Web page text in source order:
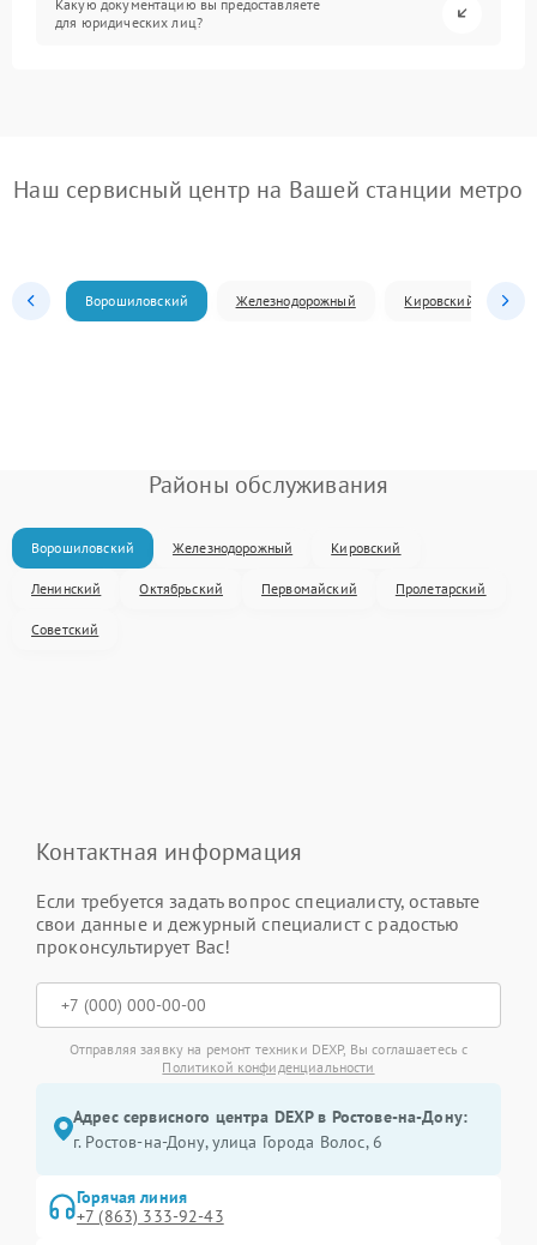
Какую документацию вы предоставляете
для юридических лиц?
Наш сервисный центр на Вашей станции метро
Ворошиловский Железнодорожный Кировский
Районы обслуживания
Ворошиловский Железнодорожный Кировский
Ленинский Октябрьский Первомайский Пролетарский
Советский
Контактная информация
Если требуется задать вопрос специалисту, оставьте
свои данные и дежурный специалист с радостью
проконсультирует Вас!
Отправляя заявку на ремонт техники DEXP, Вы соглашаетесь с
Политикой конфиденциальности
Адрес сервисного центра DEXP в Ростове-на-Дону:
г. Ростов-на-Дону, улица Города Волос, 6
Горячая линия
+7 (863) 333-92-43